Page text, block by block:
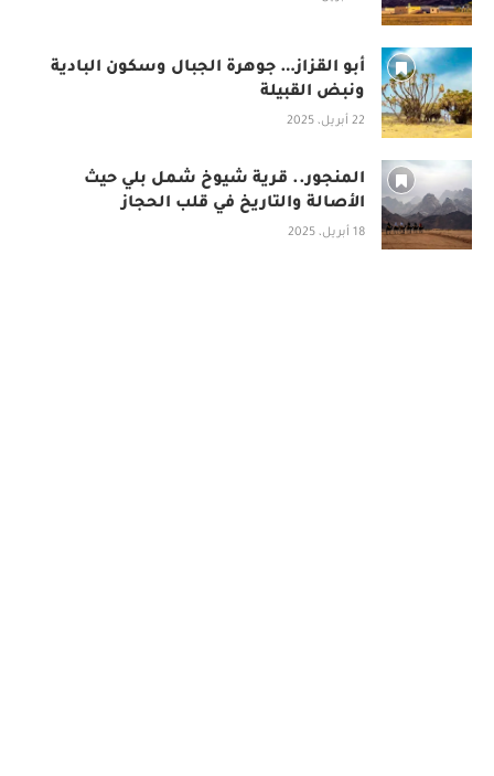
أبو القزاز… جوهرة الجبال وسكون البادية
ونبض القبيلة
22 أبريل، 2025
المنجور.. قرية شيوخ شمل بلي حيث
الأصالة والتاريخ في قلب الحجاز
18 أبريل، 2025